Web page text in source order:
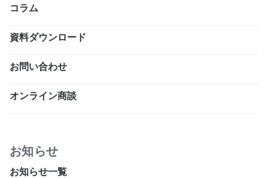
コラム
資料ダウンロード
お問い合わせ
オンライン商談
お知らせ
お知らせ一覧